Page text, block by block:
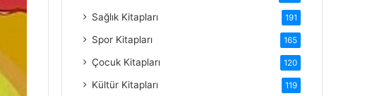
Sağlık Kitapları 191
Spor Kitapları 165
Çocuk Kitapları 120
Kültür Kitapları 119